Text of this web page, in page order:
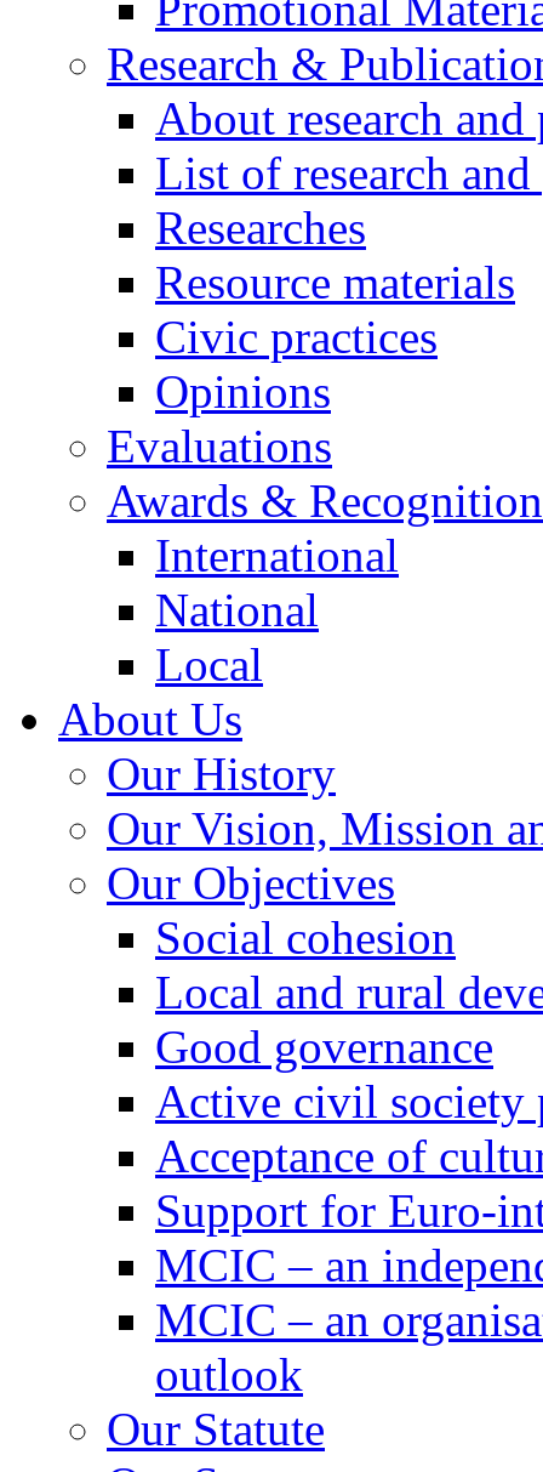
Research &
About research
List of research
Researches
Resource materials
Civic practices
Opinions
Evaluations
Awards &
International
National
Local
About Us
Our History
Our Vision, Mission
Our Objectives
Social cohesion
Local and rural
Good governance
Active civil society
Acceptance of
Support for Euro-
MCIC – an
MCIC – an
outlook
Our Statute